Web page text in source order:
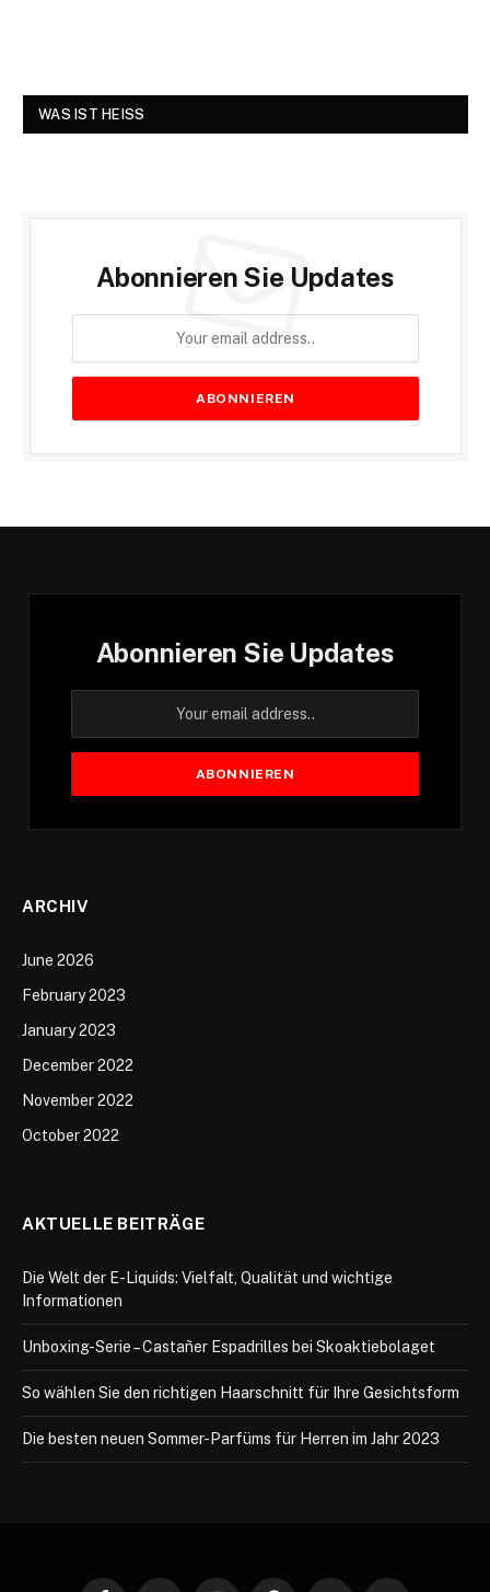
WAS IST HEISS
Abonnieren Sie Updates
Abonnieren Sie Updates
ARCHIV
June 2026
February 2023
January 2023
December 2022
November 2022
October 2022
AKTUELLE BEITRÄGE
Die Welt der E-Liquids: Vielfalt, Qualität und wichtige
Informationen
Unboxing-Serie – Castañer Espadrilles bei Skoaktiebolaget
So wählen Sie den richtigen Haarschnitt für Ihre Gesichtsform
Die besten neuen Sommer-Parfüms für Herren im Jahr 2023